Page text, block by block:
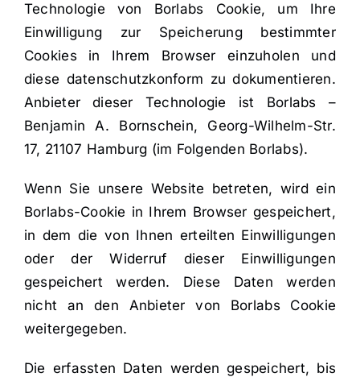
Technologie von Borlabs Cookie, um Ihre
Einwilligung zur Speicherung bestimmter
Cookies in Ihrem Browser einzuholen und
diese datenschutzkonform zu dokumentieren.
Anbieter dieser Technologie ist Borlabs –
Benjamin A. Bornschein, Georg-Wilhelm-Str.
17, 21107 Hamburg (im Folgenden Borlabs).
Wenn Sie unsere Website betreten, wird ein
Borlabs-Cookie in Ihrem Browser gespeichert,
in dem die von Ihnen erteilten Einwilligungen
oder der Widerruf dieser Einwilligungen
gespeichert werden. Diese Daten werden
nicht an den Anbieter von Borlabs Cookie
weitergegeben.
Die erfassten Daten werden gespeichert, bis